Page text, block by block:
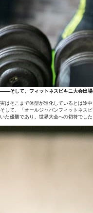
――そして、フィットネスビキニ大会出場
実はそこまで体型が進化しているとは途
そして、「オールジャパンフィットネス
いた優勝であり、世界大会への切符でした